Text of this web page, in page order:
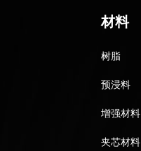
材料
树脂
预浸料
增强材料
夹芯材料